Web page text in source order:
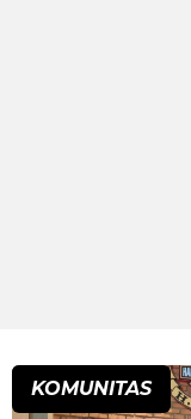
KOMUNITAS